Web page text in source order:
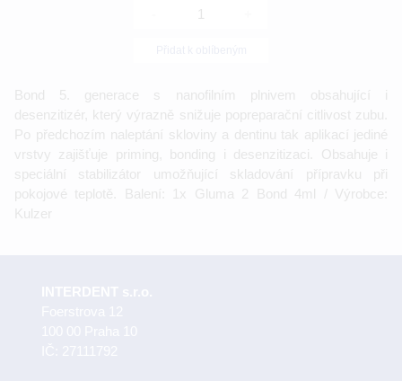
Bond 5. generace s nanofilním plnivem obsahující i
desenzitizér, který výrazně snižuje popreparační citlivost zubu.
Po předchozím naleptání skloviny a dentinu tak aplikací jediné
vrstvy zajišťuje priming, bonding i desenzitizaci. Obsahuje i
speciální stabilizátor umožňující skladování přípravku při
pokojové teplotě. Balení: 1x Gluma 2 Bond 4ml / Výrobce:
Kulzer